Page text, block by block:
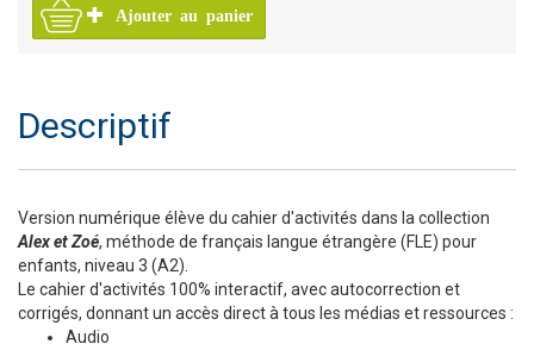
Ajouter au panier
Descriptif
Version numérique élève du cahier d'activités dans la collection
Alex et Zoé, méthode de français langue étrangère (FLE) pour
enfants, niveau 3 (A2).
Le cahier d'activités 100% interactif, avec autocorrection et
corrigés, donnant un accès direct à tous les médias et ressources :
Audio